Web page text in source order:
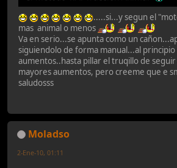
.....si...y segun el
mas animal o menos
Va en serio...se apunta como un
siguiendolo de forma manual...al principio
aumentos..hasta pillar el truqillo de
mayores aumentos, pero creeme que e
saludosss
Moladso
2-Ene-10, 01:11